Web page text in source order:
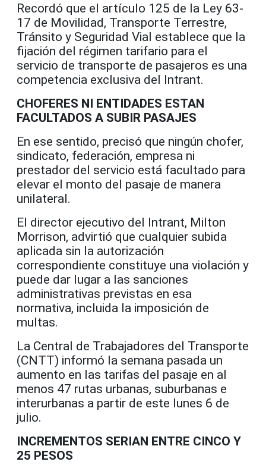
Recordó que el artículo 125 de la Ley 63-
17 de Movilidad, Transporte Terrestre,
Tránsito y Seguridad Vial establece que la
fijación del régimen tarifario para el
servicio de transporte de pasajeros es una
competencia exclusiva del Intrant.
CHOFERES NI ENTIDADES ESTAN
FACULTADOS A SUBIR PASAJES
En ese sentido, precisó que ningún chofer,
sindicato, federación, empresa ni
prestador del servicio está facultado para
elevar el monto del pasaje de manera
unilateral.
El director ejecutivo del Intrant, Milton
Morrison, advirtió que cualquier subida
aplicada sin la autorización
correspondiente constituye una violación y
puede dar lugar a las sanciones
administrativas previstas en esa
normativa, incluida la imposición de
multas.
La Central de Trabajadores del Transporte
(CNTT) informó la semana pasada un
aumento en las tarifas del pasaje en al
menos 47 rutas urbanas, suburbanas e
interurbanas a partir de este lunes 6 de
julio.
INCREMENTOS SERIAN ENTRE CINCO Y
25 PESOS